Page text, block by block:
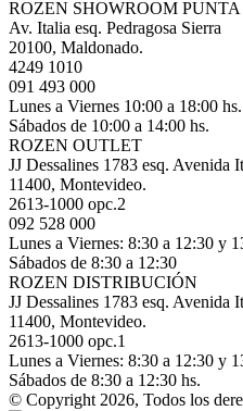
ROZEN SHOWROOM PUNTA
Av. Italia esq. Pedragosa Sierra
20100, Maldonado.
4249 1010
091 493 000
Lunes a Viernes 10:00 a 18:00 hs.
Sábados de 10:00 a 14:00 hs.
ROZEN OUTLET
JJ Dessalines 1783 esq. Avenida
11400, Montevideo.
2613-1000 opc.2
092 528 000
Lunes a Viernes: 8:30 a 12:30 y
Sábados de 8:30 a 12:30
ROZEN DISTRIBUCIÓN
JJ Dessalines 1783 esq. Avenida
11400, Montevideo.
2613-1000 opc.1
Lunes a Viernes: 8:30 a 12:30 y
Sábados de 8:30 a 12:30 hs.
© Copyright 2026, Todos los